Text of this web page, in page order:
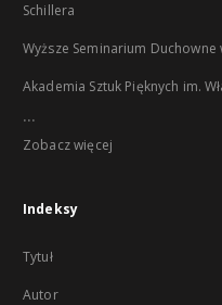
Schillera
Wyższe Seminarium Duchowne
Akademia Sztuk Pięknych im.
...
Zobacz więcej
Indeksy
Tytuł
Autor